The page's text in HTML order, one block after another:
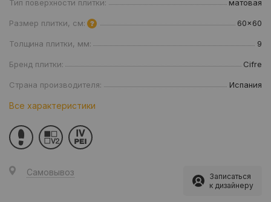
Тип поверхности плитки: матовая
Размер плитки, см: 60x60
Толщина плитки, мм: 9
Бренд плитки: Cifre
Страна производителя: Испания
Все характеристики
Самовывоз
Записаться
к дизайнеру